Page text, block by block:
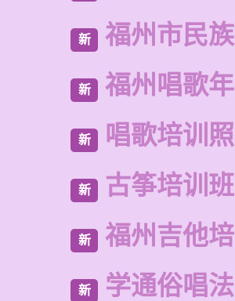
新 福州市民
新 福州唱歌
新 唱歌培训
新 古筝培训
新 福州吉他
新 学通俗唱